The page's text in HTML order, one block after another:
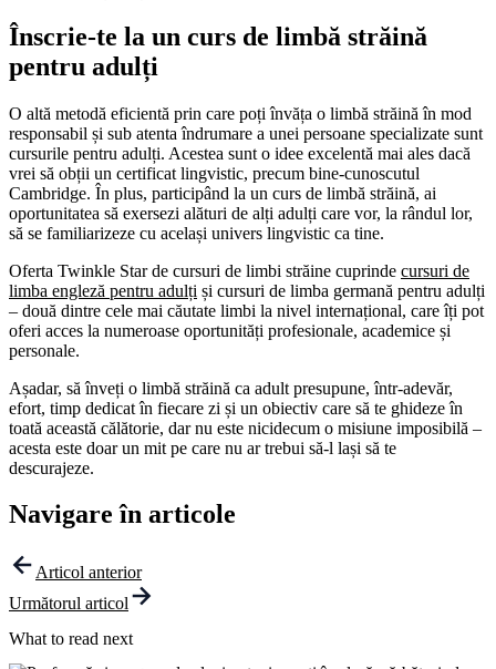
Înscrie-te la un curs de limbă străină
pentru adulți
O altă metodă eficientă prin care poți învăța o limbă străină în mod
responsabil și sub atenta îndrumare a unei persoane specializate sunt
cursurile pentru adulți. Acestea sunt o idee excelentă mai ales dacă
vrei să obții un certificat lingvistic, precum bine-cunoscutul
Cambridge. În plus, participând la un curs de limbă străină, ai
oportunitatea să exersezi alături de alți adulți care vor, la rândul lor,
să se familiarizeze cu același univers lingvistic ca tine.
Oferta Twinkle Star de cursuri de limbi străine cuprinde cursuri de
limba engleză pentru adulți și cursuri de limba germană pentru adulți
– două dintre cele mai căutate limbi la nivel internațional, care îți pot
oferi acces la numeroase oportunități profesionale, academice și
personale.
Așadar, să înveți o limbă străină ca adult presupune, într-adevăr,
efort, timp dedicat în fiecare zi și un obiectiv care să te ghideze în
toată această călătorie, dar nu este nicidecum o misiune imposibilă –
acesta este doar un mit pe care nu ar trebui să-l lași să te
descurajeze.
Navigare în articole
Articol anterior
Următorul articol
What to read next